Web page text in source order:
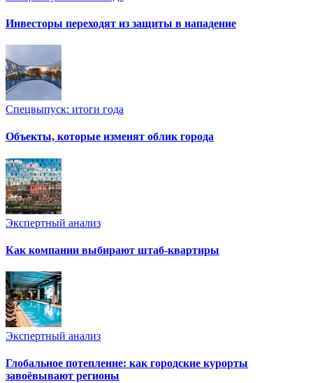
Инвесторы переходят из защиты в нападение
Спецвыпуск: итоги года
Объекты, которые изменят облик города
Экспертный анализ
Как компании выбирают штаб-квартиры
Экспертный анализ
Глобальное потепление: как городские курорты
завоёвывают регионы